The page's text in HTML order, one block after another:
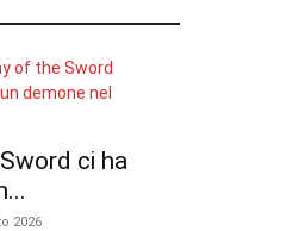
ci ha
2026